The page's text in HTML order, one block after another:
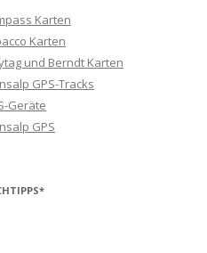
Karten
Karten
und Berndt Karten
GPS-Tracks
Geräte
GPS